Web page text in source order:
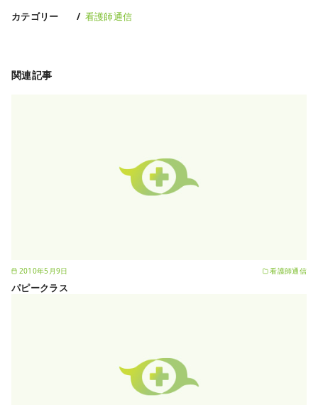
カテゴリー 看護師通信
関連記事
2010年5月9日 看護師通信
パピークラス